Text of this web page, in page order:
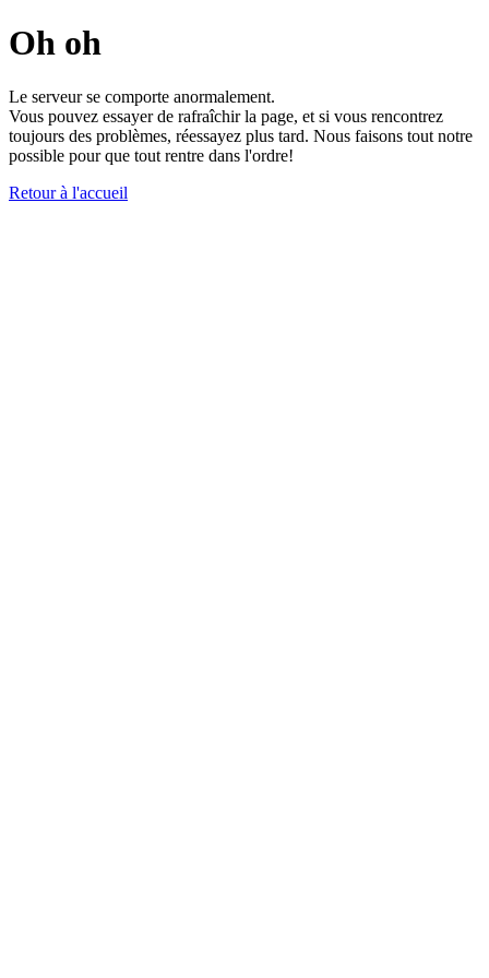
Oh oh
Le serveur se comporte anormalement.
Vous pouvez essayer de rafraîchir la page, et si vous rencontrez
toujours des problèmes, réessayez plus tard. Nous faisons tout notre
possible pour que tout rentre dans l'ordre!
Retour à l'accueil